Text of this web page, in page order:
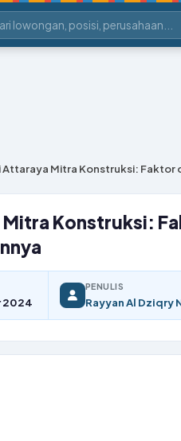
Attaraya Mitra Konstruksi: Faktor
Konstruksi:
2024
PENULIS
Rayyan Al Dziqry